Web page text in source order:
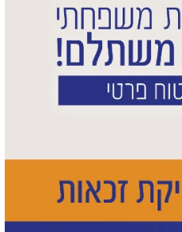
היסטוריה:
הצ'ארטר
לאלמא אטא
יוצא לדרך •
תיעוד ראשוני
חדשות
אלפים בסיום
בעולם